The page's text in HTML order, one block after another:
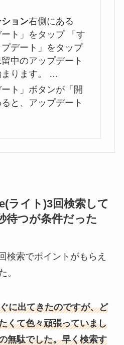
ョン右側にある
ート」をタップ 「す
デート」をタップ
中のアップデート
まります。 …
ート」ボタンが「開
と、アップデート
ライト)3回検索して
待つが条件だった
検索でポイントがもらえ
。
に出てきたのですが、ど
くて色々頑張っていまし
無駄でした。早く検索す